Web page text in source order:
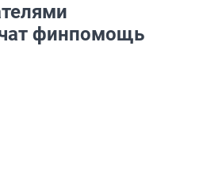
финпомощь